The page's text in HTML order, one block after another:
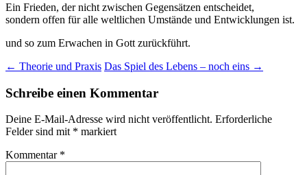
Ein Frieden, der nicht zwischen Gegensätzen entscheidet,
sondern offen für alle weltlichen Umstände und Entwicklungen ist.
und so zum Erwachen in Gott zurückführt.
Beitragsnavigation
← Theorie und Praxis Das Spiel des Lebens – noch eins →
Schreibe einen Kommentar
Deine E-Mail-Adresse wird nicht veröffentlicht. Erforderliche
Felder sind mit * markiert
Kommentar *